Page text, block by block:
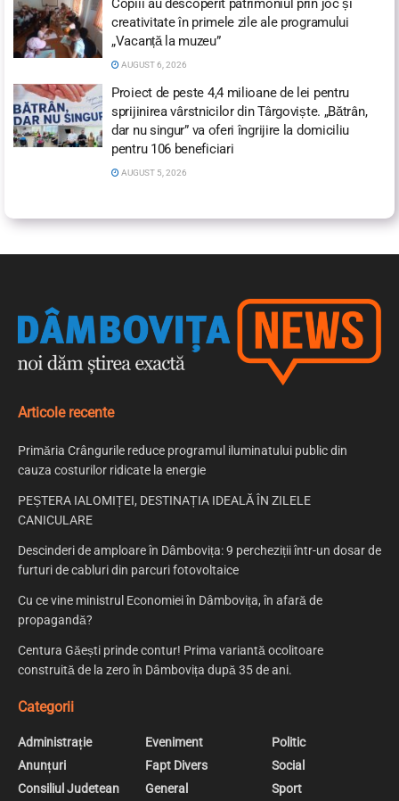
Copiii au descoperit patrimoniul prin joc și
creativitate în primele zile ale programului
„Vacanță la muzeu”
AUGUST 6, 2026
Proiect de peste 4,4 milioane de lei pentru
sprijinirea vârstnicilor din Târgoviște. „Bătrân,
dar nu singur” va oferi îngrijire la domiciliu
pentru 106 beneficiari
AUGUST 5, 2026
Articole recente
Primăria Crângurile reduce programul iluminatului public din
cauza costurilor ridicate la energie
PEȘTERA IALOMIȚEI, DESTINAȚIA IDEALĂ ÎN ZILELE
CANICULARE
Descinderi de amploare în Dâmbovița: 9 percheziții într-un dosar de
furturi de cabluri din parcuri fotovoltaice
Cu ce vine ministrul Economiei în Dâmbovița, în afară de
propagandă?
Centura Găești prinde contur! Prima variantă ocolitoare
construită de la zero în Dâmbovița după 35 de ani.
Categorii
Administrație
Anunțuri
Consiliul Judetean
Eveniment
Fapt Divers
General
Politic
Social
Sport